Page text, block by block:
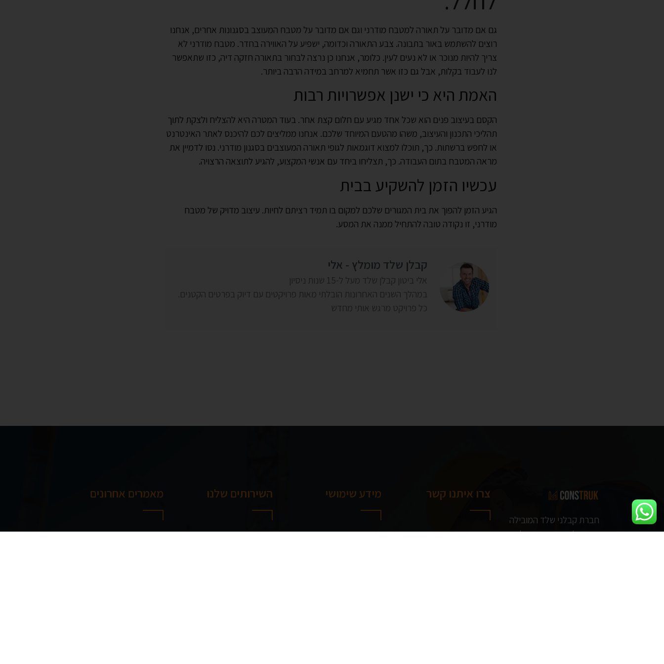
גם אם מדובר על תאורה למטבח מודרני וגם אם מדובר על מטבח המעוצב בסגנונות אחרים, אנחנו
רוצים להשתמש באור בתבונה. צבע התאורה וכדומה, ישפיע על האווירה בחדר. מטבח מודרני לא
צריך להיות מנוכר או לא נעים לעין. כלומר, אנחנו כן נרצה לבחור בתאורה חזקה דיה, כזו שתאפשר
לנו לעבוד בקלות, אבל גם כזו אשר תחמיא למרחב במידה הרבה ביותר.
האמת היא כי ישנן אפשרויות רבות
הקסם בעיצוב פנים הוא שכל אחד מגיע עם חלום קצת אחר. בעוד המטרה היא להצליח ולצקת לתוך
תהליכי התכנון והעיצוב, משהו מהטעם המיוחד שלכם. אנחנו ממליצים לכם להיכנס לאתר האינטרנט
או לחפש ברשתות. כך, תוכלו למצוא דוגמאות לגופי תאורה המעוצבים בסגנון מודרני. נסו לדמיין את
מראה המטבח בתום העבודה. כך, תצליחו ביחד עם אנשי המקצוע, להגיע לתוצאה הרצויה.
עכשיו הזמן להשקיע בבית
הגיע הזמן להפוך את בית המגורים שלכם למקום בו תמיד רציתם לחיות. עיצוב מדויק של מטבח
מודרני, זו נקודה טובה להתחיל ממנה את המסע.
קבלן שלד מומלץ - אלי
אלי ביטון קבלן שלד מעל ל-15 שנות ניסיון
במהלך השנים האחרונות הובלתי מאות פרויקטים עם דיוק בפרטים הקטנים.
כל פרויקט מרגש אותי מחדש
חברת קבלני שלד המובילה
בישראל, מציעים את כל
צרו איתנו קשר מידע שימושי השירותים שלנו מאמרים אחרונים